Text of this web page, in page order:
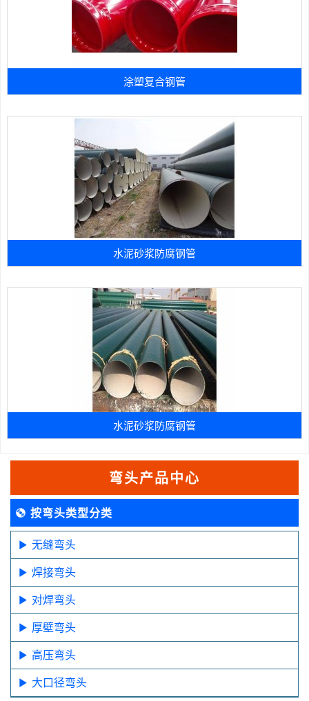
涂塑复合钢管
水泥砂浆防腐钢管
水泥砂浆防腐钢管
弯头产品中心
按弯头类型分类
无缝弯头
焊接弯头
对焊弯头
厚壁弯头
高压弯头
大口径弯头